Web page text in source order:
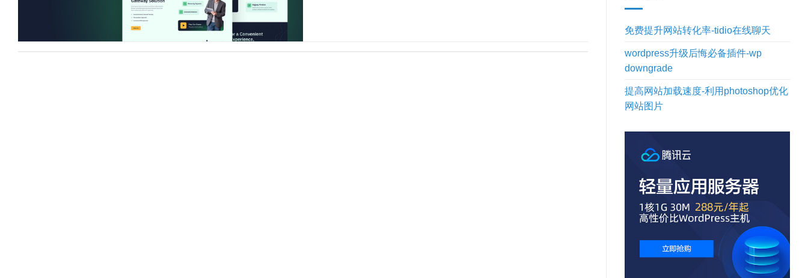
免费提升网站转化率-tidio在线聊天
wordpress升级后悔必备插件-wp
downgrade
提高网站加载速度-利用photoshop优化
网站图片